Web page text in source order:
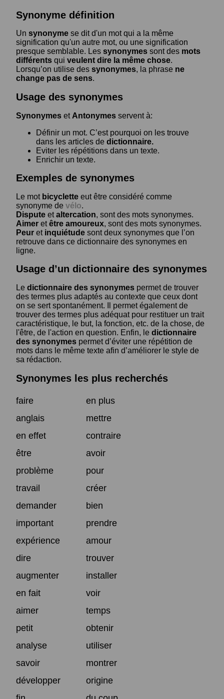
Synonyme définition
Un synonyme se dit d'un mot qui a la même
signification qu'un autre mot, ou une signification
presque semblable. Les synonymes sont des mots
différents qui veulent dire la même chose.
Lorsqu’on utilise des synonymes, la phrase ne
change pas de sens.
Usage des synonymes
Synonymes et Antonymes servent à:
Définir un mot. C’est pourquoi on les trouve
dans les articles de dictionnaire.
Eviter les répétitions dans un texte.
Enrichir un texte.
Exemples de synonymes
Le mot bicyclette eut être considéré comme
synonyme de vélo.
Dispute etaltercation, sont des mots synonymes.
Aimer etêtre amoureux, sont des mots synonymes.
Peur et inquiétude sont deux synonymes que l’on
retrouve dans ce dictionnaire des synonymes en
ligne.
Usage d’un dictionnaire des synonymes
Le dictionnaire des synonymes permet de trouver
des termes plus adaptés au contexte que ceux dont
on se sert spontanément. Il permet également de
trouver des termes plus adéquat pour restituer un trait
caractéristique, le but, la fonction, etc. de la chose, de
l'être, de l'action en question. Enfin, le dictionnaire
des synonymes permet d’éviter une répétition de
mots dans le même texte afin d’améliorer le style de
sa rédaction.
Synonymes les plus recherchés
faire
en plus
anglais
mettre
en effet
contraire
être
avoir
problème
pour
travail
créer
demander
bien
important
prendre
expérience
amour
dire
trouver
augmenter
installer
en fait
voir
aimer
temps
petit
obtenir
analyse
utiliser
savoir
montrer
développer
origine